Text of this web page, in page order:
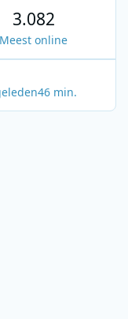
3.082
Meest online
46 min.